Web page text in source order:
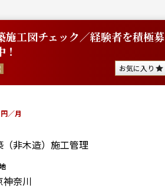
施工図チェック／経験者を積極募
！
お気に入り
円／月
（非木造）施工管理
神奈川